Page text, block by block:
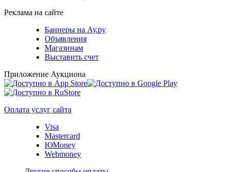
Реклама на сайте
Баннеры на Ау.ру
Объявления
Магазинам
Выставить счет
Приложение Аукциона
Оплата услуг сайта
Visa
Mastercard
ЮMoney
Webmoney